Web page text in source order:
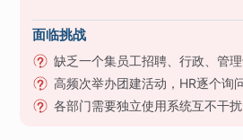
面临挑战
缺乏一个集员工招聘、行政、管
高频次举办团建活动，HR逐个询
各部门需要独立使用系统互不干扰